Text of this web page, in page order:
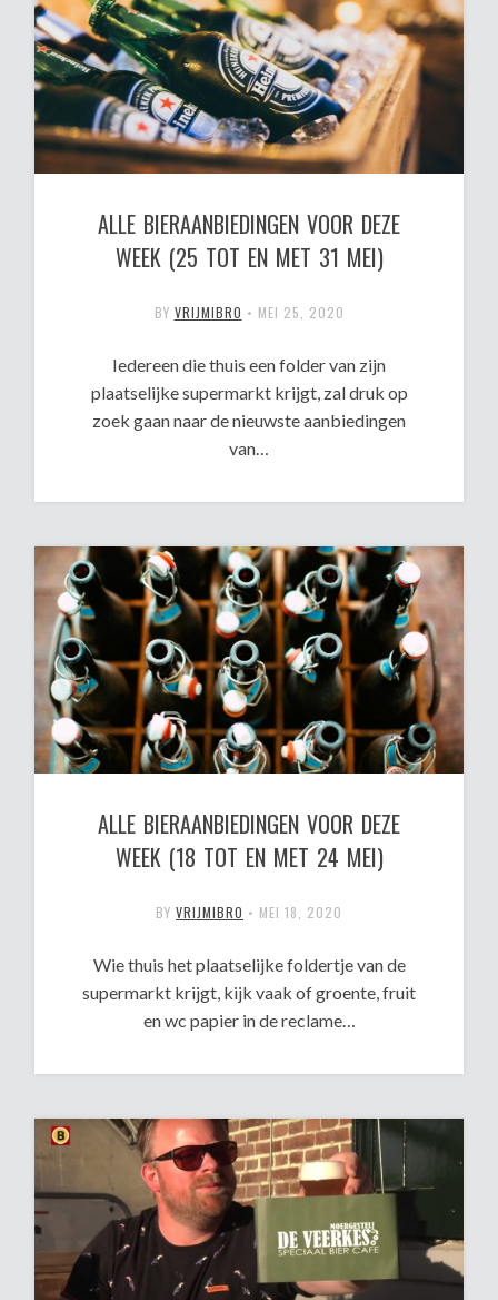
ALLE BIERAANBIEDINGEN VOOR DEZE
WEEK (25 TOT EN MET 31 MEI)
BY VRIJMIBRO • MEI 25, 2020
Iedereen die thuis een folder van zijn
plaatselijke supermarkt krijgt, zal druk op
zoek gaan naar de nieuwste aanbiedingen
van…
ALLE BIERAANBIEDINGEN VOOR DEZE
WEEK (18 TOT EN MET 24 MEI)
BY VRIJMIBRO • MEI 18, 2020
Wie thuis het plaatselijke foldertje van de
supermarkt krijgt, kijk vaak of groente, fruit
en wc papier in de reclame…